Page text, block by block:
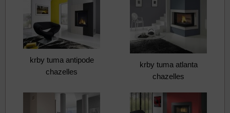
krby tuma antipode
chazelles
krby tuma atlanta
chazelles